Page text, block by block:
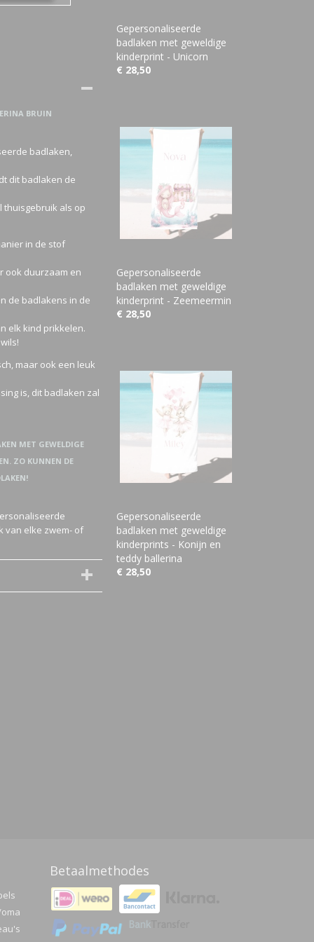
BRUIN
badlaken,
dit badlaken de
thuisgebruik als op
in de stof
ook duurzaam en
de badlakens in de
elk kind prikkelen.
maar ook een leuk
is, dit badlaken zal
MET GEWELDIGE
ZO KUNNEN DE
van elke zwem- of
Gepersonaliseerde
badlaken met geweldige
kinderprint - Unicorn
€ 28,50
Gepersonaliseerde
badlaken met geweldige
kinderprint - Zeemeermin
€ 28,50
Gepersonaliseerde
badlaken met geweldige
kinderprints - Konijn en
teddy ballerina
€ 28,50
Betaalmethodes